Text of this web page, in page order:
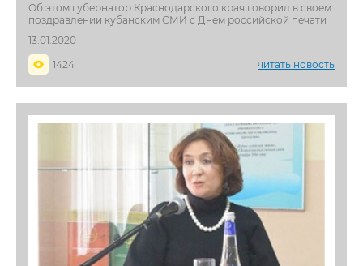
Об этом губернатор Краснодарского края говорил в своем
поздравлении кубанским СМИ с Днем российской печати
13.01.2020
1424
читать новость